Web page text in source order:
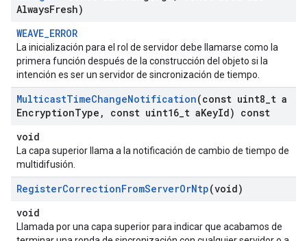
AlwaysFresh)
WEAVE_ERROR
La inicialización para el rol de servidor debe llamarse como la
primera función después de la construcción del objeto si la
intención es ser un servidor de sincronización de tiempo.
MulticastTimeChangeNotification(const uint8 t a
EncryptionType , const uint16 t aKeyId) const
void
La capa superior llama a la notificación de cambio de tiempo de
multidifusión.
RegisterCorrectionFromServerOrNtp(void)
void
Llamada por una capa superior para indicar que acabamos de